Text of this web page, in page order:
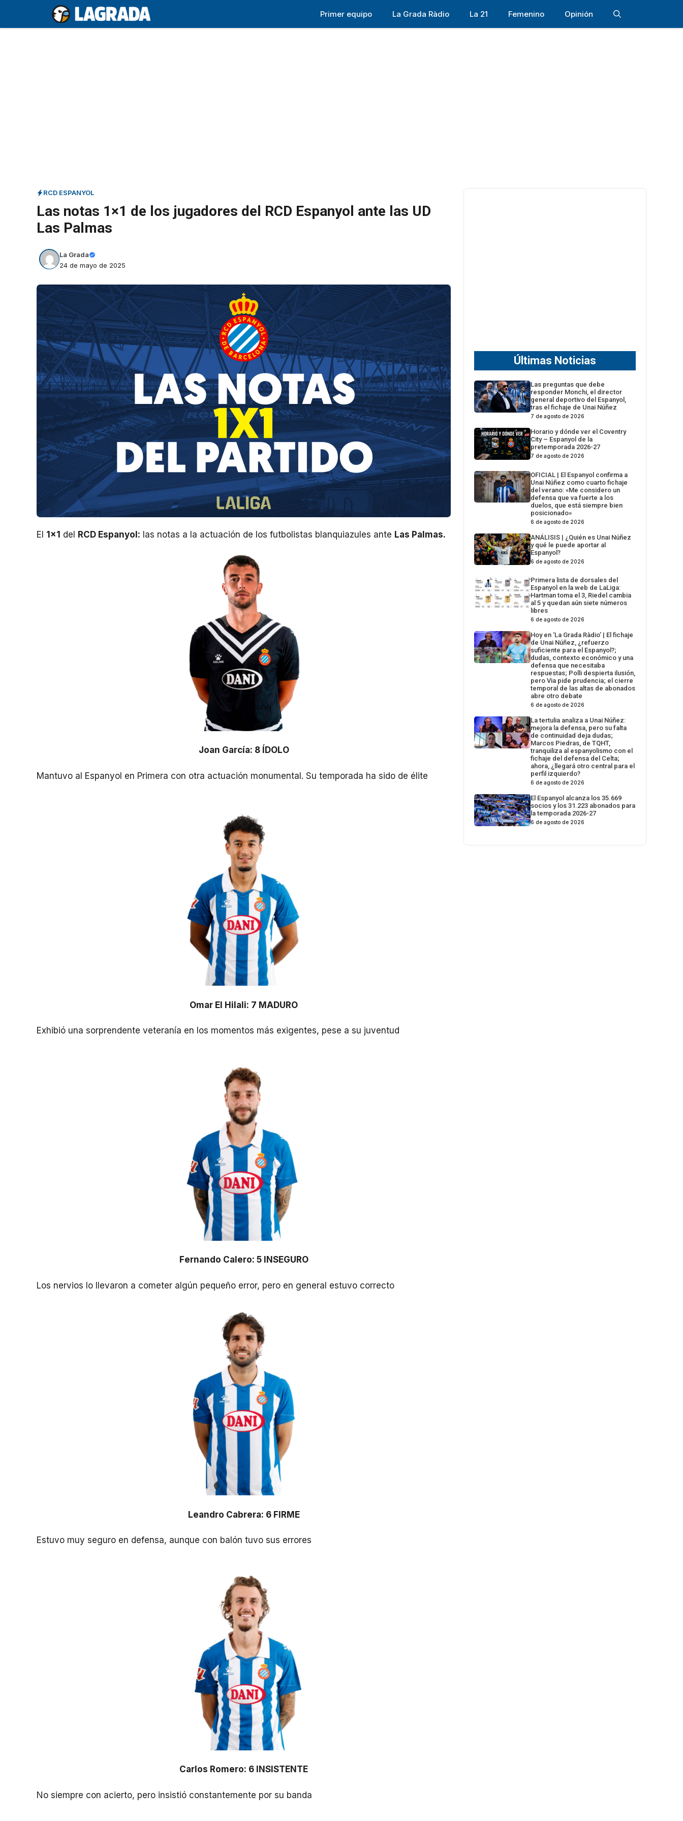
contenido
Primer equipo La Grada Ràdio La 21 Femenino Opinión
RCD ESPANYOL
Las notas 1×1 de los jugadores del RCD Espanyol ante las UD
Las Palmas
La Grada
24 de mayo de 2025
El 1×1 del RCD Espanyol: las notas a la actuación de los futbolistas blanquiazules ante Las Palmas.
Joan García: 8 ÍDOLO
Mantuvo al Espanyol en Primera con otra actuación monumental. Su temporada ha sido de élite
Omar El Hilali: 7 MADURO
Exhibió una sorprendente veteranía en los momentos más exigentes, pese a su juventud
Fernando Calero: 5 INSEGURO
Los nervios lo llevaron a cometer algún pequeño error, pero en general estuvo correcto
Leandro Cabrera: 6 FIRME
Estuvo muy seguro en defensa, aunque con balón tuvo sus errores
Carlos Romero: 6 INSISTENTE
No siempre con acierto, pero insistió constantemente por su banda
Últimas Noticias
Las preguntas que debe
responder Monchi, el director
general deportivo del Espanyol,
tras el fichaje de Unai Núñez
7 de agosto de 2026
Horario y dónde ver el Coventry
City – Espanyol de la
pretemporada 2026-27
7 de agosto de 2026
OFICIAL | El Espanyol confirma a
Unai Núñez como cuarto fichaje
del verano: «Me considero un
defensa que va fuerte a los
duelos, que está siempre bien
posicionado»
6 de agosto de 2026
ANÁLISIS | ¿Quién es Unai Núñez
y qué le puede aportar al
Espanyol?
6 de agosto de 2026
Primera lista de dorsales del
Espanyol en la web de LaLiga:
Hartman toma el 3, Riedel cambia
al 5 y quedan aún siete números
libres
6 de agosto de 2026
Hoy en ‘La Grada Ràdio’ | El fichaje
de Unai Núñez, ¿refuerzo
suficiente para el Espanyol?;
dudas, contexto económico y una
defensa que necesitaba
respuestas; Polli despierta ilusión,
pero Via pide prudencia; el cierre
temporal de las altas de abonados
abre otro debate
6 de agosto de 2026
La tertulia analiza a Unai Núñez:
mejora la defensa, pero su falta
de continuidad deja dudas;
Marcos Piedras, de TQHT,
tranquiliza al espanyolismo con el
fichaje del defensa del Celta;
ahora, ¿llegará otro central para el
perfil izquierdo?
6 de agosto de 2026
El Espanyol alcanza los 35.669
socios y los 31.223 abonados para
la temporada 2026-27
6 de agosto de 2026